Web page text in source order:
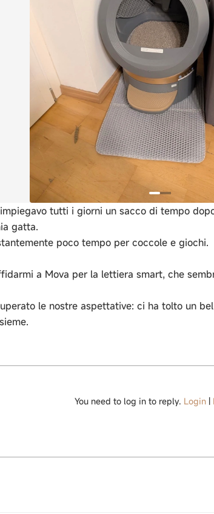
tutti i giorni un sacco di tempo
gatta.
poco tempo per coccole e giochi.
a Mova per la lettiera smart, che
le nostre aspettative: ci ha tolto un
You need to log in to reply. Login|